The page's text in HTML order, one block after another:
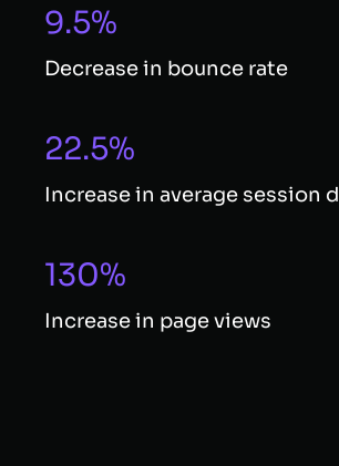
9.5%
Decrease in bounce rate
22.5%
Increase in average session
130%
Increase in page views